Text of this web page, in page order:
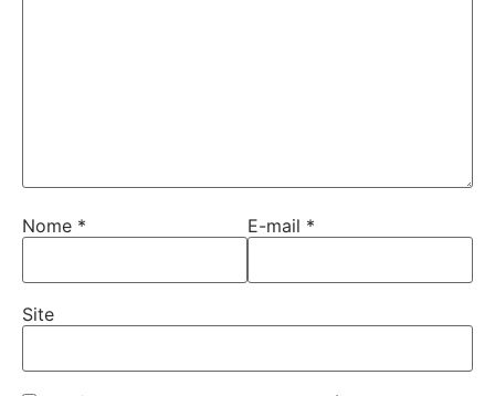
Nome * E-mail *
Site